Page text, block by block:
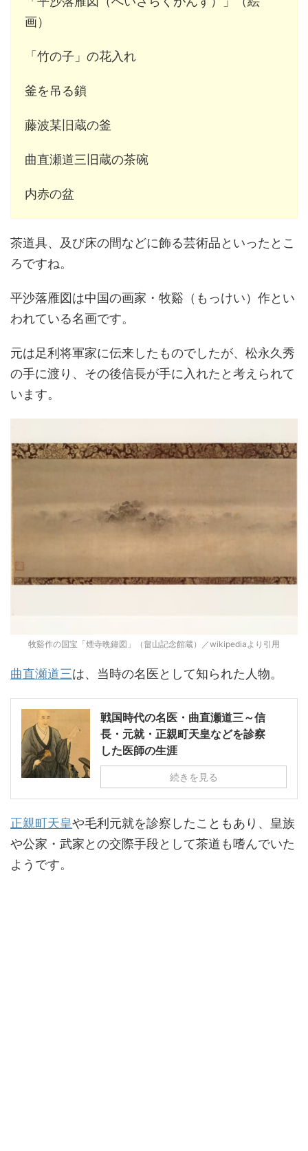
画）
「竹の子」の花入れ
釜を吊る鎖
藤波某旧蔵の釜
曲直瀬道三旧蔵の茶碗
内赤の盆
茶道具、及び床の間などに飾る芸術品といったとこ
ろですね。
平沙落雁図は中国の画家・牧谿（もっけい）作とい
われている名画です。
元は足利将軍家に伝来したものでしたが、松永久秀
の手に渡り、その後信長が手に入れたと考えられて
います。
牧谿作の国宝「煙寺晩鐘図」（畠山記念館蔵）／wikipediaより引用
曲直瀬道三は、当時の名医として知られた人物。
戦国時代の名医・曲直瀬道三～信
長・元就・正親町天皇などを診察
した医師の生涯
続きを見る
正親町天皇や毛利元就を診察したこともあり、皇族
や公家・武家との交際手段として茶道も嗜んでいた
ようです。